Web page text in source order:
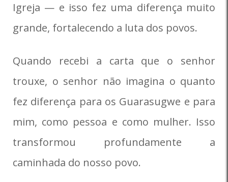
Igreja — e isso fez uma diferença muito
grande, fortalecendo a luta dos povos.
Quando recebi a carta que o senhor
trouxe, o senhor não imagina o quanto
fez diferença para os Guarasugwe e para
mim, como pessoa e como mulher. Isso
transformou profundamente a
caminhada do nosso povo.